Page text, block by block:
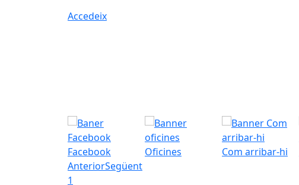
Accedeix
Facebook Oficines Com arribar-hi
AnteriorSegüent
1